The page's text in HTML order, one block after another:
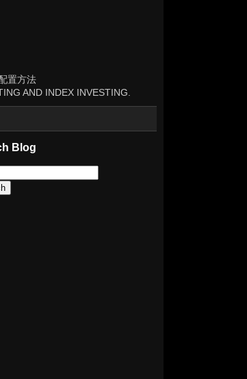
置方法
AND INDEX INVESTING.
Blog